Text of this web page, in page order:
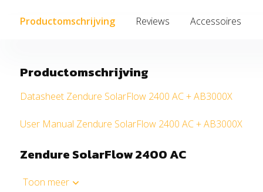
Productomschrijving Reviews Accessoires
Productomschrijving
Datasheet Zendure SolarFlow 2400 AC + AB3000X
User Manual Zendure SolarFlow 2400 AC + AB3000X
Zendure SolarFlow 2400 AC
Slimme energieopslag voor maximale
Toon meer